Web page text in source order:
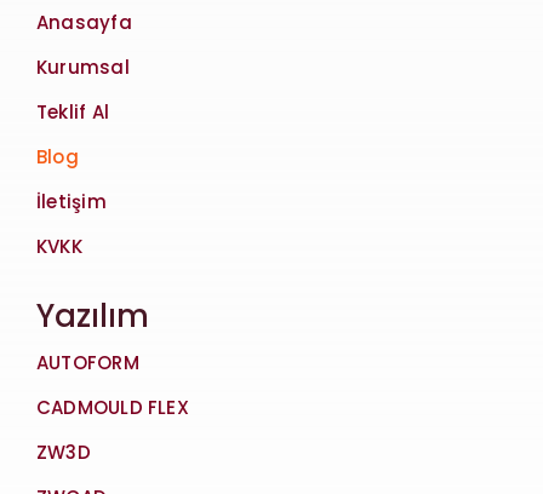
Anasayfa
Kurumsal
Teklif Al
Blog
İletişim
KVKK
Yazılım
AUTOFORM
CADMOULD FLEX
ZW3D